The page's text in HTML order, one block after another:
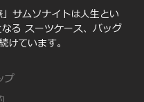
サムソナイトは人生とい
る スーツケース、バッグ
けています。
プ